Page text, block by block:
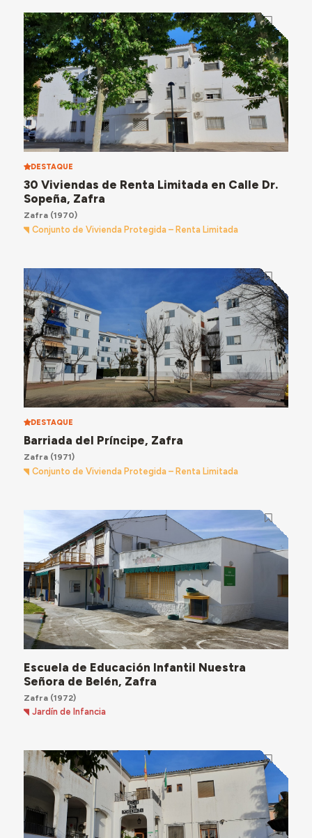
DESTAQUE
30 Viviendas de Renta Limitada en Calle Dr.
Sopeña, Zafra
Zafra(1970)
Conjunto de Vivienda Protegida – Renta Limitada
DESTAQUE
Barriada del Príncipe, Zafra
Zafra(1971)
Conjunto de Vivienda Protegida – Renta Limitada
Escuela de Educación Infantil Nuestra
Señora de Belén, Zafra
Zafra(1972)
Jardín de Infancia